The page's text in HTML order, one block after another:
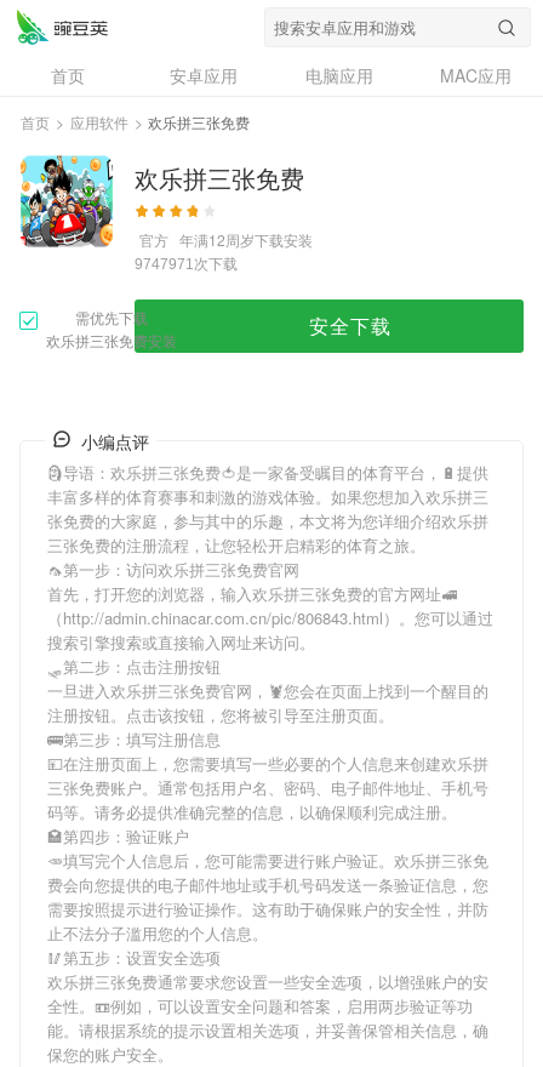
首页 安卓应用 电脑应用
MAC应用
资讯
专题
问答
首页 > 应用软件 > 欢乐拼三张免费
欢乐拼三张免费
官方 年满12周岁下载安装
9747971次下载
需优先下载
欢乐拼三张免费安装
安全下载
小编点评
🗿导语： 欢乐拼三张免费🍅是一家备受瞩目的体育平台，🔋提供
丰富多样的体育赛事和刺激的游戏体验。如果您想加入欢乐拼三
张免费的大家庭，参与其中的乐趣，本文将为您详细介绍欢乐拼
三张免费的注册流程，让您轻松开启精彩的体育之旅。
🦟第一步：访问欢乐拼三张免费官网
首先，打开您的浏览器，输入欢乐拼三张免费的官方网址🚅
（http://admin.chinacar.com.cn/pic/806843.html）。您可以通过
搜索引擎搜索或直接输入网址来访问。
🛷第二步：点击注册按钮
一旦进入欢乐拼三张免费官网，🦞您会在页面上找到一个醒目的
注册按钮。点击该按钮，您将被引导至注册页面。
🚌第三步：填写注册信息
💴在注册页面上，您需要填写一些必要的个人信息来创建欢乐拼
三张免费账户。通常包括用户名、密码、电子邮件地址、手机号
码等。请务必提供准确完整的信息，以确保顺利完成注册。
🏩第四步：验证账户
🥕填写完个人信息后，您可能需要进行账户验证。 欢乐拼三张免
费会向您提供的电子邮件地址或手机号码发送一条验证信息，您
需要按照提示进行验证操作。这有助于确保账户的安全性，并防
止不法分子滥用您的个人信息。
🥢第五步：设置安全选项
欢乐拼三张免费通常要求您设置一些安全选项，以增强账户的安
全性。📼例如，可以设置安全问题和答案，启用两步验证等功
能。请根据系统的提示设置相关选项，并妥善保管相关信息，确
保您的账户安全。